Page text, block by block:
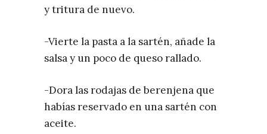
y tritura de nuevo.
-Vierte la pasta a la sartén, añade la
salsa y un poco de queso rallado.
-Dora las rodajas de berenjena que
habías reservado en una sartén con
aceite.